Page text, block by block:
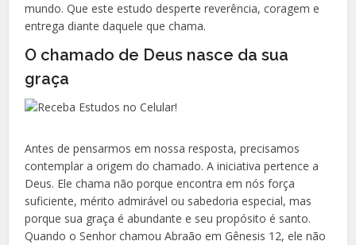
mundo. Que este estudo desperte reverência, coragem e
entrega diante daquele que chama.
O chamado de Deus nasce da sua
graça
Antes de pensarmos em nossa resposta, precisamos
contemplar a origem do chamado. A iniciativa pertence a
Deus. Ele chama não porque encontra em nós força
suficiente, mérito admirável ou sabedoria especial, mas
porque sua graça é abundante e seu propósito é santo.
Quando o Senhor chamou Abraão em Gênesis 12, ele não